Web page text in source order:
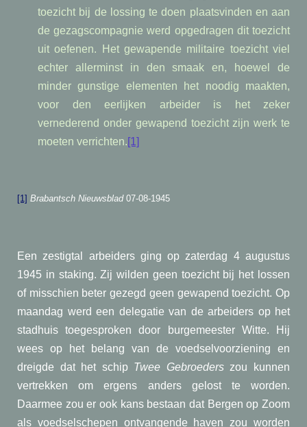
toezicht bij de lossing te doen plaatsvinden en aan
de gezagscompagnie werd opgedragen dit toezicht
uit oefenen. Het gewapende militaire toezicht viel
echter allerminst in den smaak en, hoewel de
minder gunstige elementen het noodig maakten,
voor den eerlijken arbeider is het zeker
vernederend onder gewapend toezicht zijn werk te
moeten verrichten.[1]
[1] Brabantsch Nieuwsblad07-08-1945
Een zestigtal arbeiders ging op zaterdag 4 augustus
1945 in staking. Zij wilden geen toezicht bij het lossen
of misschien beter gezegd geen gewapend toezicht. Op
maandag werd een delegatie van de arbeiders op het
stadhuis toegesproken door burgemeester Witte. Hij
wees op het belang van de voedselvoorziening en
dreigde dat het schip Twee Gebroederszou kunnen
vertrekken om ergens anders gelost te worden.
Daarmee zou er ook kans bestaan dat Bergen op Zoom
als voedselschepen ontvangende haven zou worden